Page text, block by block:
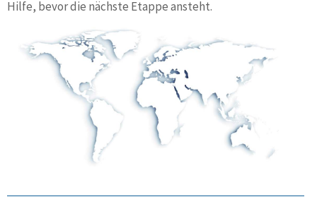
Hilfe, bevor die nächste Etappe ansteht.